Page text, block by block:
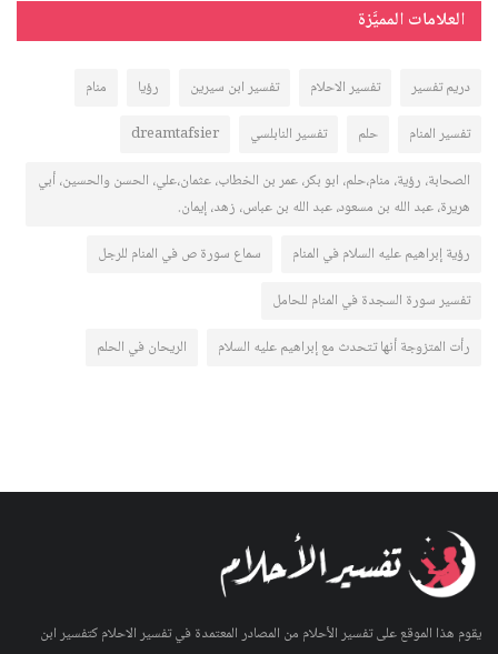
العلامات المميَّزة
دريم تفسير تفسير الاحلام تفسير ابن سيرين رؤيا
منام
تفسير المنام
حلم تفسير النابلسي
dreamtafsier
الصحابة، رؤية، منام،حلم، ابو بكر، عمر بن الخطاب، عثمان،علي، الحسن والحسين، أبي
هريرة، عبد الله بن مسعود، عبد الله بن عباس، زهد، إيمان.
رؤية إبراهيم عليه السلام في المنام
سماع سورة ص في المنام للرجل
تفسير سورة السجدة في المنام للحامل
رأت المتزوجة أنها تتحدث مع إبراهيم عليه السلام
الريحان في الحلم
يقوم هذا الموقع على تفسير الأحلام من المصادر المعتمدة في تفسير الاحلام كتفسير ابن